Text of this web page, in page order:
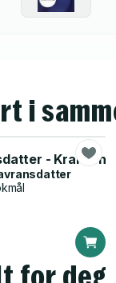
i
- Kransen